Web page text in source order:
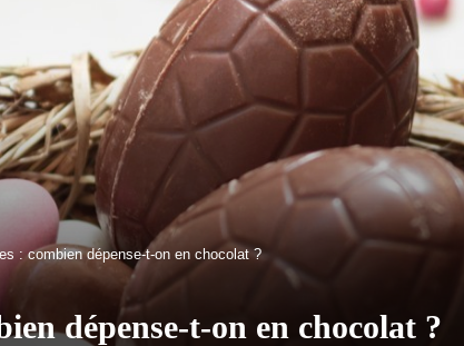
: combien dépense-t-on en chocolat ?
dépense-t-on en chocolat ?